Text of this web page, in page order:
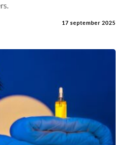
17 september 2025